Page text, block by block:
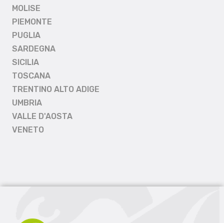
MOLISE
PIEMONTE
PUGLIA
SARDEGNA
SICILIA
TOSCANA
TRENTINO ALTO ADIGE
UMBRIA
VALLE D'AOSTA
VENETO